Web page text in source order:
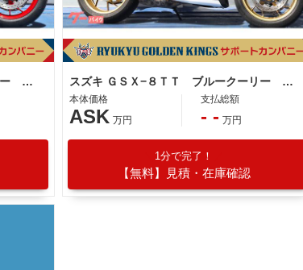
スズキ ＧＳＸ−８ＴＴ レッドクーリー オリジナルペイント スズキ ＧＳＸ−８ＴＴ ブルークーリー オリジナルペイント
本体価格
ASK 万円
支払総額
- - 万円
1分で完了！
【無料】見積・在庫確認